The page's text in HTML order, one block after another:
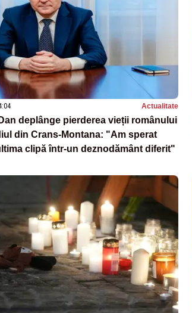
Actualitate
deplânge pierderea vieții românului
din Crans-Montana: "Am sperat
clipă într-un deznodământ diferit"